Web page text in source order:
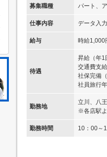
募集職種 パート、
仕事内容 データ入
給与 時給1,000
待遇
昇給（年1
交通費支給
社保完備
社員旅行
勤務地
立川、八
※各店駅
勤務時間 10：00～